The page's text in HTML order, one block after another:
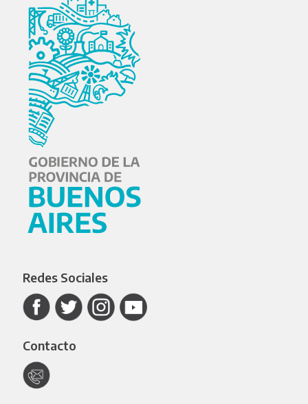
Redes Sociales
Contacto